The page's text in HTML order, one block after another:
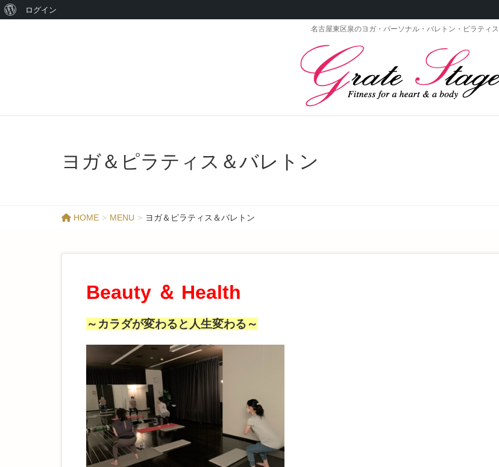
ログイン
名古屋東区泉のヨガ・パーソナル・バレトン・ピラティス
ヨガ＆ピラティス＆バレトン
HOME MENU ヨガ＆ピラティス＆バレトン
Beauty ＆ Health
～カラダが変わると人生変わる ～